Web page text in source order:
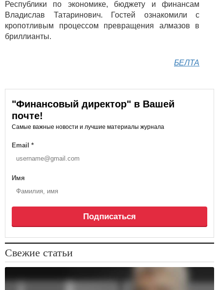
Республики по экономике, бюджету и финансам
Владислав Татаринович. Гостей ознакомили с
кропотливым процессом превращения алмазов в
бриллианты.
БЕЛТА
"Финансовый директор" в Вашей
почте!
Самые важные новости и лучшие материалы журнала
Email *
Имя
Подписаться
Свежие статьи